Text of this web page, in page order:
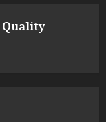
Quality